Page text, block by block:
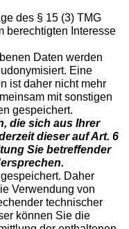
des § 15 (3) TMG
berechtigten Interesse
Daten werden
Eine
ist daher nicht mehr
mit sonstigen
gespeichert.
die sich aus Ihrer
dieser auf Art. 6
Sie betreffender
Daher
Verwendung von
technischer
können Sie die